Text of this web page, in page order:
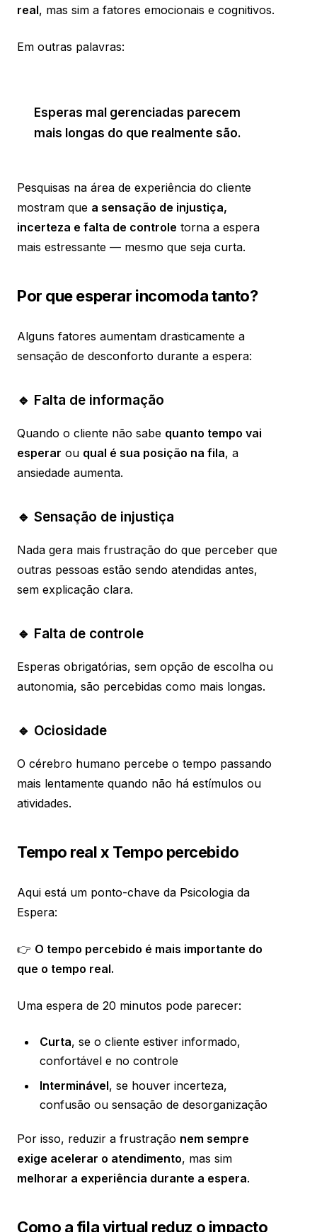
real, mas sim a fatores emocionais e cognitivos.
Em outras palavras:
Esperas mal gerenciadas parecem
mais longas do que realmente são.
Pesquisas na área de experiência do cliente
mostram que a sensação de injustiça,
incerteza e falta de controle torna a espera
mais estressante — mesmo que seja curta.
Por que esperar incomoda tanto?
Alguns fatores aumentam drasticamente a
sensação de desconforto durante a espera:
🔹 Falta de informação
Quando o cliente não sabe quanto tempo vai
esperar ou qual é sua posição na fila, a
ansiedade aumenta.
🔹 Sensação de injustiça
Nada gera mais frustração do que perceber que
outras pessoas estão sendo atendidas antes,
sem explicação clara.
🔹 Falta de controle
Esperas obrigatórias, sem opção de escolha ou
autonomia, são percebidas como mais longas.
🔹 Ociosidade
O cérebro humano percebe o tempo passando
mais lentamente quando não há estímulos ou
atividades.
Tempo real x Tempo percebido
Aqui está um ponto-chave da Psicologia da
Espera:
👉 O tempo percebido é mais importante do
que o tempo real.
Uma espera de 20 minutos pode parecer:
Curta, se o cliente estiver informado,
confortável e no controle
Interminável, se houver incerteza,
confusão ou sensação de desorganização
Por isso, reduzir a frustração nem sempre
exige acelerar o atendimento, mas sim
melhorar a experiência durante a espera.
Como a fila virtual reduz o impacto